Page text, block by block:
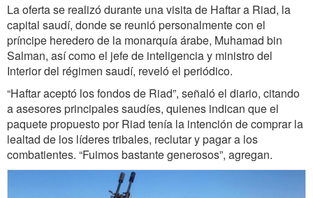
La oferta se realizó durante una visita de Haftar a Riad, la
capital saudí, donde se reunió personalmente con el
príncipe heredero de la monarquía árabe, Muhamad bin
Salman, así como el jefe de inteligencia y ministro del
Interior del régimen saudí, reveló el periódico.
“Haftar aceptó los fondos de Riad”, señaló el diario, citando
a asesores principales saudíes, quienes indican que el
paquete propuesto por Riad tenía la intención de comprar la
lealtad de los líderes tribales, reclutar y pagar a los
combatientes. “Fuimos bastante generosos”, agregan.